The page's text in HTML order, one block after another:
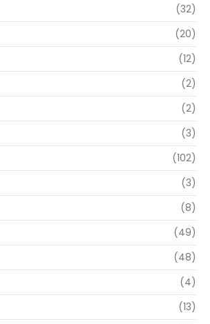
(32)
(20)
(12)
(2)
(2)
(3)
(102)
(3)
(8)
(49)
(48)
(4)
(13)